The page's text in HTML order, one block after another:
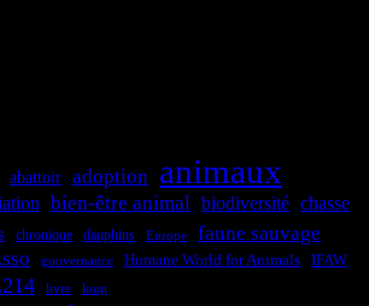
abattoir adoption animaux
bien-être animal biodiversité chasse
chronique dauphins Europe faune sauvage
gouvernance Humane World for Animals IFAW
livre loup